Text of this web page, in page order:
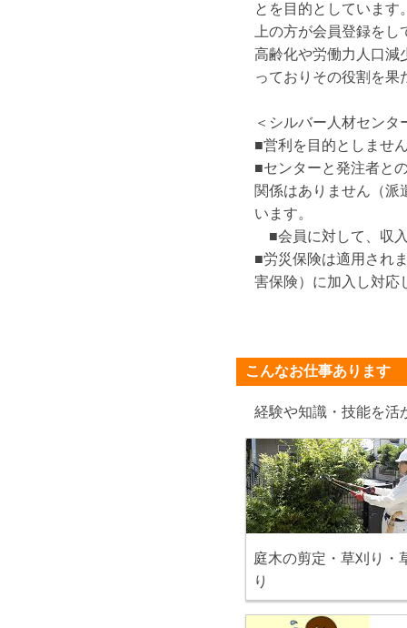
とを目的としています
上の方が会員登録をし
高齢化や労働力人口減
っておりその役割を果
＜シルバー人材センタ
■営利を目的としませ
■センターと発注者と
関係はありません（派
■会員に対して、収
■労災保険は適用され
害保険）に加入し対応
こんなお仕事あります
経験や知識・技能を活
庭木の剪定・草刈り・
り